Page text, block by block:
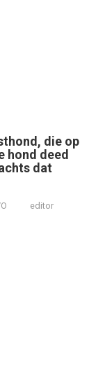
die op
hond deed
dat
editor